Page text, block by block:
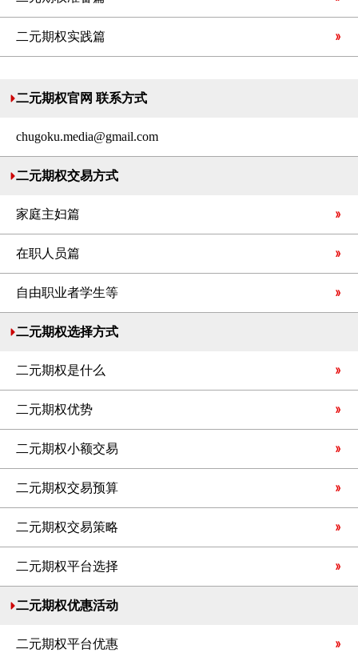
二元期权实践篇
二元期权官网 联系方式
chugoku.media@gmail.com
二元期权交易方式
家庭主妇篇
在职人员篇
自由职业者学生等
二元期权选择方式
二元期权是什么
二元期权优势
二元期权小额交易
二元期权交易预算
二元期权交易策略
二元期权平台选择
二元期权优惠活动
二元期权平台优惠